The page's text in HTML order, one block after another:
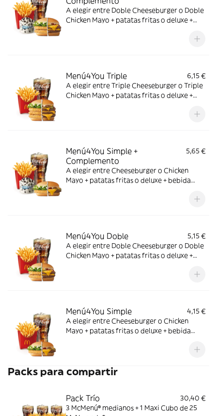
A elegir entre Doble Cheeseburger o Doble
Chicken Mayo + patatas fritas o deluxe +
Menú4You Triple
6,15 €
A elegir entre Triple Cheeseburger o Triple
Chicken Mayo + patatas fritas o deluxe +
Menú4You Simple +
Complemento
5,65 €
A elegir entre Cheeseburger o Chicken
Mayo + patatas fritas o deluxe + bebida
Menú4You Doble
5,15 €
A elegir entre Doble Cheeseburger o Doble
Chicken Mayo + patatas fritas o deluxe +
Menú4You Simple
4,15 €
A elegir entre Cheeseburger o Chicken
Mayo + patatas fritas o deluxe + bebida
Packs para compartir
Pack Trío
30,40 €
3 McMenú® medianos + 1 Maxi Cubo de 25